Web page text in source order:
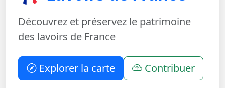
Découvrez et préservez le patrimoine
des lavoirs de France
Explorer la carte Contribuer